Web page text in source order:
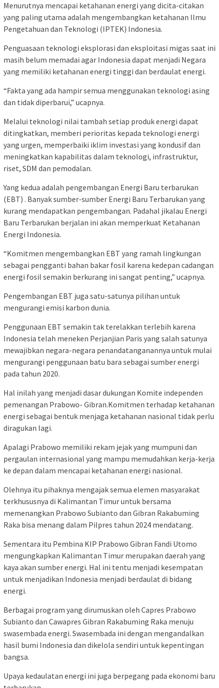
Menurutnya mencapai ketahanan energi yang dicita-citakan
yang paling utama adalah mengembangkan ketahanan Ilmu
Pengetahuan dan Teknologi (IPTEK) Indonesia.
Penguasaan teknologi eksplorasi dan eksploitasi migas saat ini
masih belum memadai agar Indonesia dapat menjadi Negara
yang memiliki ketahanan energi tinggi dan berdaulat energi.
“Fakta yang ada hampir semua menggunakan teknologi asing
dan tidak diperbarui,” ucapnya.
Melalui teknologi nilai tambah setiap produk energi dapat
ditingkatkan, memberi perioritas kepada teknologi energi
yang urgen, memperbaiki iklim investasi yang kondusif dan
meningkatkan kapabilitas dalam teknologi, infrastruktur,
riset, SDM dan pemodalan.
Yang kedua adalah pengembangan Energi Baru terbarukan
(EBT) . Banyak sumber-sumber Energi Baru Terbarukan yang
kurang mendapatkan pengembangan. Padahal jikalau Energi
Baru Terbarukan berjalan ini akan memperkuat Ketahanan
Energi Indonesia.
“Komitmen mengembangkan EBT yang ramah lingkungan
sebagai pengganti bahan bakar fosil karena kedepan cadangan
energi fosil semakin berkurang ini sangat penting,” ucapnya.
Pengembangan EBT juga satu-satunya pilihan untuk
mengurangi emisi karbon dunia.
Penggunaan EBT semakin tak terelakkan terlebih karena
Indonesia telah meneken Perjanjian Paris yang salah satunya
mewajibkan negara-negara penandatanganannya untuk mulai
mengurangi penggunaan batu bara sebagai sumber energi
pada tahun 2020.
Hal inilah yang menjadi dasar dukungan Komite independen
pemenangan Prabowo- Gibran.Komitmen terhadap ketahanan
energi sebagai bentuk menjaga ketahanan nasional tidak perlu
diragukan lagi.
Apalagi Prabowo memiliki rekam jejak yang mumpuni dan
pergaulan internasional yang mampu memudahkan kerja-kerja
ke depan dalam mencapai ketahanan energi nasional.
Olehnya itu pihaknya mengajak semua elemen masyarakat
terkhususnya di Kalimantan Timur untuk bersama
memenangkan Prabowo Subianto dan Gibran Rakabuming
Raka bisa menang dalam Pilpres tahun 2024 mendatang.
Sementara itu Pembina KIP Prabowo Gibran Fandi Utomo
mengungkapkan Kalimantan Timur merupakan daerah yang
kaya akan sumber energi. Hal ini tentu menjadi kesempatan
untuk menjadikan Indonesia menjadi berdaulat di bidang
energi.
Berbagai program yang dirumuskan oleh Capres Prabowo
Subianto dan Cawapres Gibran Rakabuming Raka menuju
swasembada energi. Swasembada ini dengan mengandalkan
hasil bumi Indonesia dan dikelola sendiri untuk kepentingan
bangsa.
Upaya kedaulatan energi ini juga berpegang pada ekonomi baru